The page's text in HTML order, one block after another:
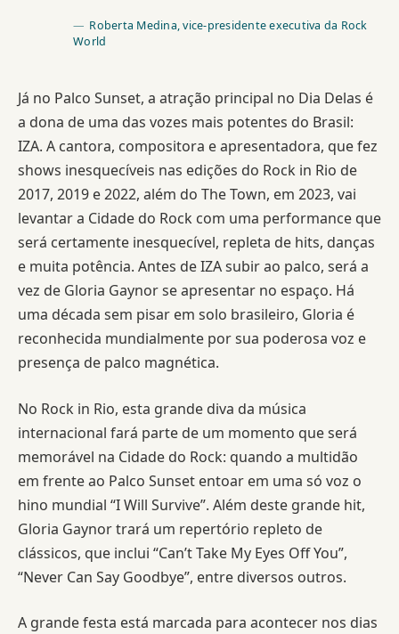
Roberta Medina, vice-presidente executiva da Rock
World
Já no Palco Sunset, a atração principal no Dia Delas é
a dona de uma das vozes mais potentes do Brasil:
IZA. A cantora, compositora e apresentadora, que fez
shows inesquecíveis nas edições do Rock in Rio de
2017, 2019 e 2022, além do The Town, em 2023, vai
levantar a Cidade do Rock com uma performance que
será certamente inesquecível, repleta de hits, danças
e muita potência. Antes de IZA subir ao palco, será a
vez de Gloria Gaynor se apresentar no espaço. Há
uma década sem pisar em solo brasileiro, Gloria é
reconhecida mundialmente por sua poderosa voz e
presença de palco magnética.
No Rock in Rio, esta grande diva da música
internacional fará parte de um momento que será
memorável na Cidade do Rock: quando a multidão
em frente ao Palco Sunset entoar em uma só voz o
hino mundial “I Will Survive”. Além deste grande hit,
Gloria Gaynor trará um repertório repleto de
clássicos, que inclui “Can’t Take My Eyes Off You”,
“Never Can Say Goodbye”, entre diversos outros.
A grande festa está marcada para acontecer nos dias